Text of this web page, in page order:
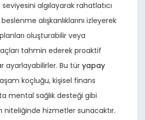
seviyesini algılayarak rahatlatıcı
alışkanlıklarını izleyerek
oluşturabilir veya
tahmin ederek proaktif
ayarlayabilirler. Bu tür yapay
koçluğu, kişisel finans
mental sağlık desteği gibi
niteliğinde hizmetler sunacaktır.